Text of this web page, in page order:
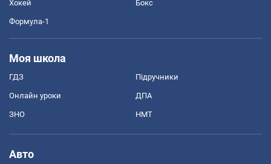
Хокей Бокс
Формула-1
Моя школа
ГДЗ Підручники
Онлайн уроки ДПА
ЗНО НМТ
Авто